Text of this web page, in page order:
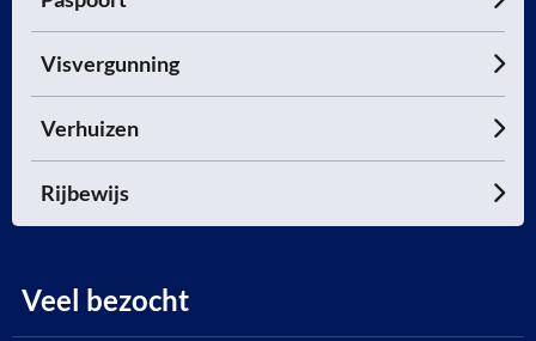
Visvergunning
Verhuizen
Rijbewijs
Veel bezocht